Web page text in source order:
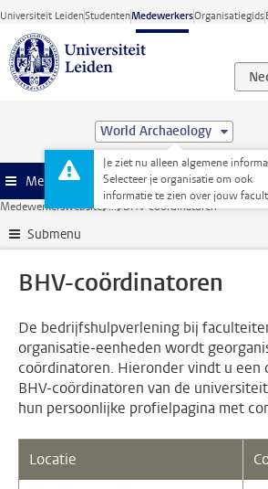
Ga direct naar de inhoud
Universiteit LeidenStudentenMedewerkersOrganisatiegids
World Archaeology
Je ziet nu alleen algemene
Selecteer je organisatie om ook
informatie te zien over jouw
Menu
Medewerkerswebsite ... BHV-coördinatoren
Submenu
BHV-coördinatoren
De bedrijfshulpverlening bij
organisatie-eenheden wordt
coördinatoren. Hieronder vindt u een
BHV-coördinatoren van de
hun persoonlijke profielpagina met
Locatie